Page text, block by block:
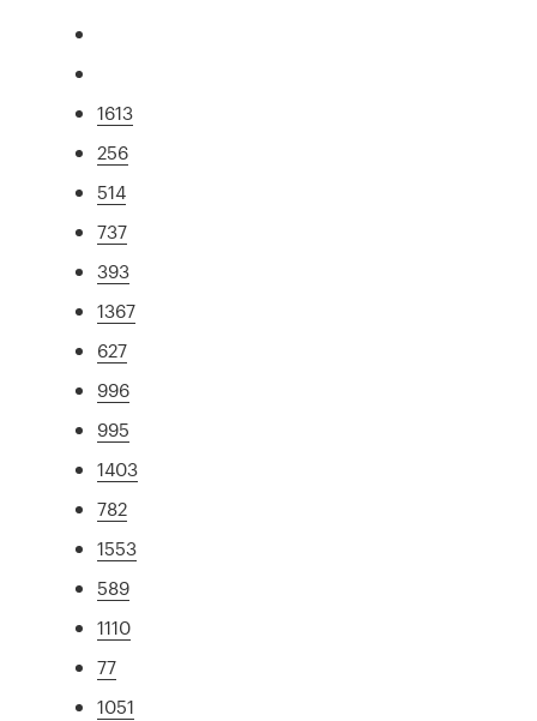
1613
256
514
737
393
1367
627
996
995
1403
782
1553
589
1110
77
1051